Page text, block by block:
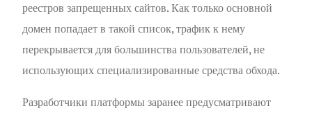
реестров запрещенных сайтов. Как только основной
домен попадает в такой список, трафик к нему
перекрывается для большинства пользователей, не
использующих специализированные средства обхода.
Разработчики платформы заранее предусматривают